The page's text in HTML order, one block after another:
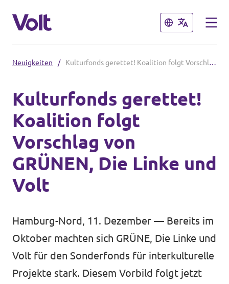
Schließen
Website
Volt in deinem Bundesland
Volt Deutschland Merchandise Shop
Schließen
Programm
Über Volt
Menschen
Neuigkeiten
Neuigkeiten / Kulturfonds gerettet! Koalition folgt Vorschlag von GRÜNEN, Die Linke und Volt
Kulturfonds gerettet!
Koalition folgt
Vorschlag von
GRÜNEN, Die Linke und
Volt
Hamburg-Nord, 11. Dezember — Bereits im
Oktober machten sich GRÜNE, Die Linke und
Volt für den Sonderfonds für interkulturelle
Projekte stark. Diesem Vorbild folgt jetzt